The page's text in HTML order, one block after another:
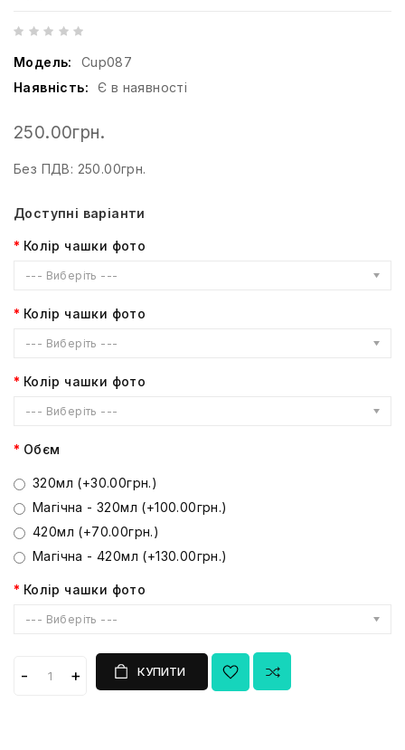
Модель:
Cup087
Наявність:
Є в наявності
250.00грн.
Без ПДВ: 250.00грн.
Доступні варіанти
Колір чашки фото
--- Виберіть ---
Колір чашки фото
--- Виберіть ---
Колір чашки фото
--- Виберіть ---
Обєм
320мл (+30.00грн.)
Магічна - 320мл (+100.00грн.)
420мл (+70.00грн.)
Магічна - 420мл (+130.00грн.)
Колір чашки фото
--- Виберіть ---
КУПИТИ